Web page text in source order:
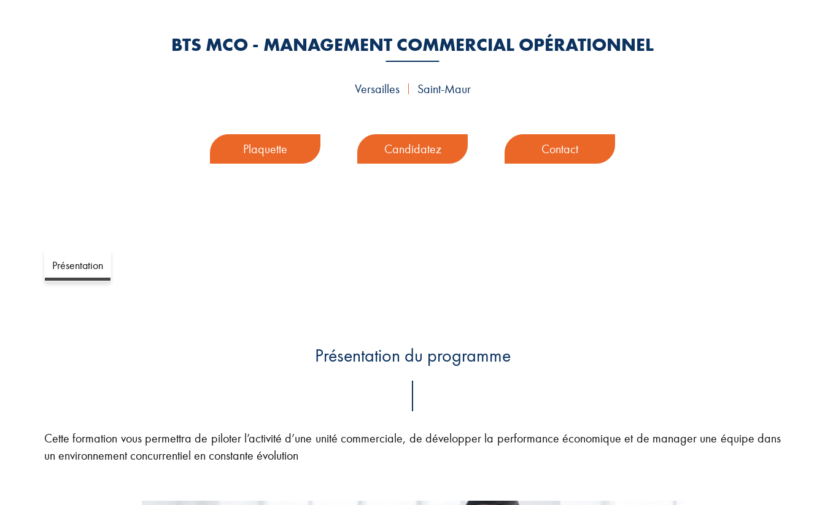
BTS MCO - MANAGEMENT COMMERCIAL OPÉRATIONNEL
Versailles Saint-Maur
Plaquette Candidatez Contact
Présentation
Présentation du programme
Cette formation vous permettra de piloter l’activité d’une unité commerciale, de développer la performance économique et de manager une équipe dans
un environnement concurrentiel en constante évolution